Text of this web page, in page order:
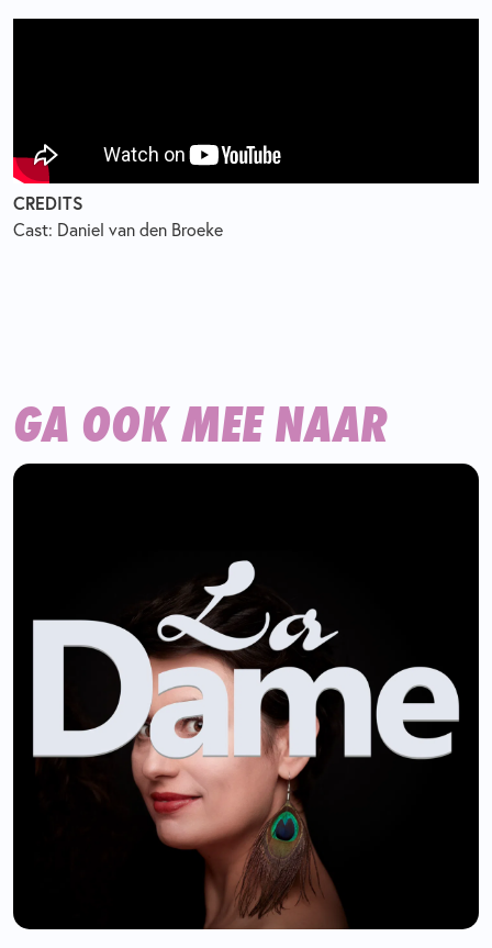
CREDITS
Cast: Daniel van den Broeke
GA OOK MEE NAAR